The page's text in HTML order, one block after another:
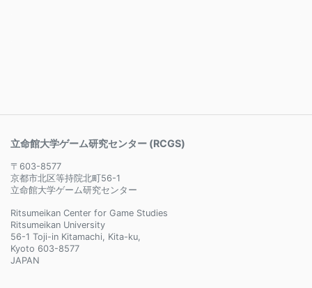
立命館大学ゲーム研究センター (RCGS)
〒603-8577
京都市北区等持院北町56-1
立命館大学ゲーム研究センター
Ritsumeikan Center for Game Studies
Ritsumeikan University
56-1 Toji-in Kitamachi, Kita-ku,
Kyoto 603-8577
JAPAN